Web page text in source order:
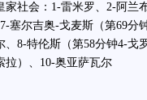
会：1-雷米罗、2-阿兰布
塞尔吉奥-戈麦斯（第69分
、8-特伦斯（第58分钟4-戈
拉）、10-奥亚萨瓦尔